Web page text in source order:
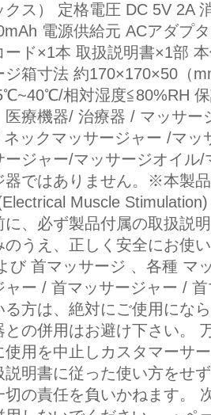
クス） 定格電圧 DC 5V 2A
電源供給元 ACアダプ
ード×1本 取扱説明書×1部
ジ箱寸法 約170×170×50（
相対湿度≦80%RH
医療機器/ 治療器 / マッサ
ネックマッサージャー /マ
ージャー/マッサージオイル
器ではありません。※本製
Muscle
に、必ず製品付属の取扱説
のうえ、正しく安全にお使
び 首マッサージ 、各種 マ
ャー / 首マッサージャー /
る方は、絶対にご使用にな
との併用はお避け下さい。
使用を中止しカスタマーサ
説明書に従った使い方をせ
切の責任を負いかねます。